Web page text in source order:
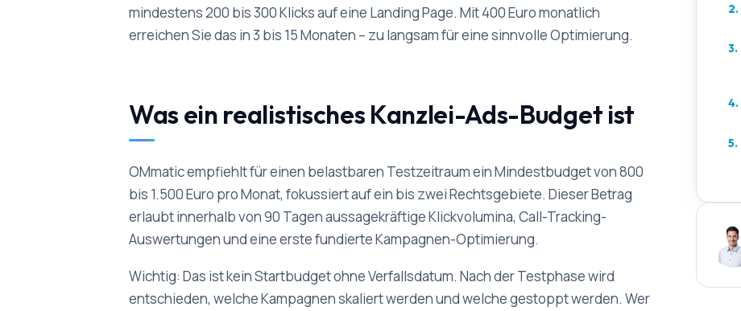
mindestens 200 bis 300 Klicks auf eine Landing Page. Mit 400 Euro monatlich
erreichen Sie das in 3 bis 15 Monaten – zu langsam für eine sinnvolle Optimierung.
Was ein realistisches Kanzlei-Ads-Budget ist
OMmatic empfiehlt für einen belastbaren Testzeitraum ein Mindestbudget von 800
bis 1.500 Euro pro Monat, fokussiert auf ein bis zwei Rechtsgebiete. Dieser Betrag
erlaubt innerhalb von 90 Tagen aussagekräftige Klickvolumina, Call-Tracking-
Auswertungen und eine erste fundierte Kampagnen-Optimierung.
Wichtig: Das ist kein Startbudget ohne Verfallsdatum. Nach der Testphase wird
entschieden, welche Kampagnen skaliert werden und welche gestoppt werden. Wer
2.
3.
4.
5.